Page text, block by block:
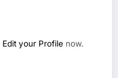
Edit your Profile now.